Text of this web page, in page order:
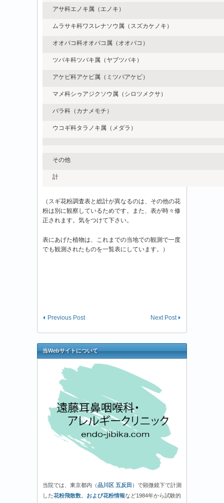
アサ科エノキ属（エノキ）
ムラサキ科ワスレナソウ属（スズカケノキ）
オオバコ科オオバコ属（オオバコ）
ツバキ科ツバキ属（ヤブツバキ）
アケビ科アケビ属（ミツバアケビ）
マメ科シゥアジクソウ属（シロツメクサ）
バラ科（カナメモチ）
ウコギ科タラノキ属（メダラ）
その他
計
（スギ花粉調査表と総計が異なるのは、その他の花
粉は別に観察しているためです。また、表が時々修
正されます。気をつけて下さい。
表にあげた植物は、これまでの当地での観測で一度
でも観測されたものを一覧表にしています。）
Next Post
Previous Post
当Webサイトについて
当院では、東京都内（品川区 五反田 ）で顕微鏡下で計測
した花粉飛散数、および花粉情報など1984年から試験的